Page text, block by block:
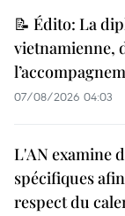
📝 Édito: La
vietnamienne,
07/08/2026 04:03
L'AN examine
spécifiques
respect du